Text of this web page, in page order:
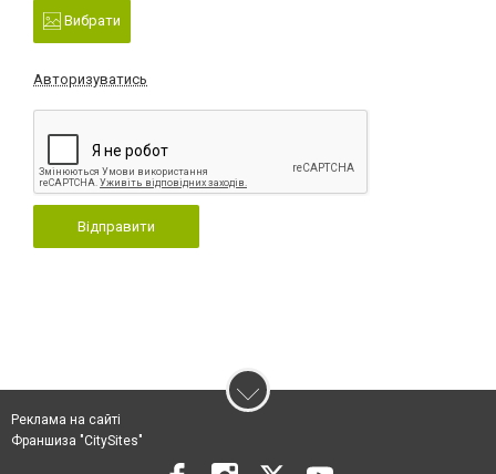
Вибрати
Авторизуватись
Відправити
Реклама на сайті
Франшиза "CitySites"